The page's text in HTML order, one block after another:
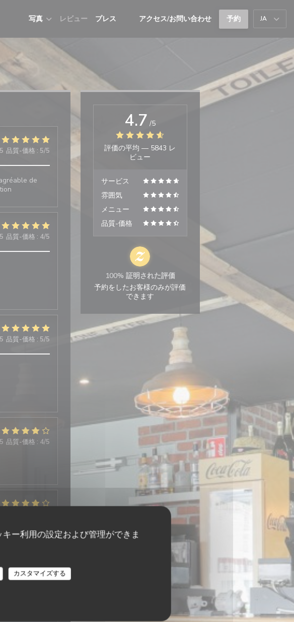
ー利用の設定および管理ができま
カスタマイズする
写真 レビュー プレス ((新しいウィンドウで開きます))
((新しいウィンドウで開きます))
アクセス/お問い合わせ 予約 JA
品質-価格 : 5/5
de
品質-価格 : 4/5
品質-価格 : 5/5
品質-価格 : 4/5
4.7 /5
評価の平均 — 5843 レ
ビュー
サービス
雰囲気
メニュー
品質-価格
100% 証明された評価
予約をしたお客様のみが評価
できます